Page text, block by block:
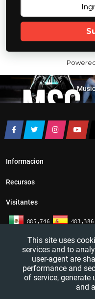
Informacion
Recursos
Visitantes
This site uses
services and to
user-agent are
performance and
of service, generate
and